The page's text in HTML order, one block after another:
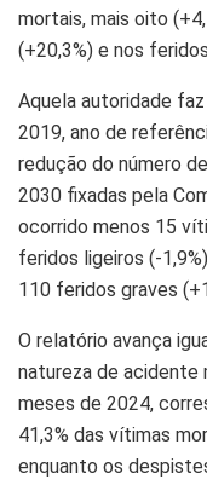
mortais, mais oito
(+20,3%) e nos
Aquela autoridade
2019, ano de
redução do número
2030 fixadas pela
ocorrido menos 15
feridos ligeiros (-
110 feridos graves
O relatório avança
natureza de acidente
meses de 2024,
41,3% das vítimas
enquanto os